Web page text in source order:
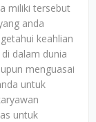
miliki tersebut
anda
keahlian
dalam dunia
menguasai
untuk
untuk